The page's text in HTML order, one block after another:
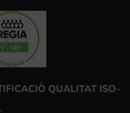
QUALITAT ISO-